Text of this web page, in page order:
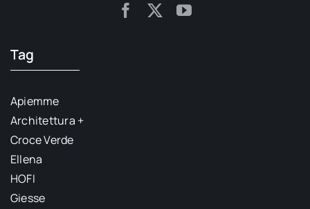
Tag
Apiemme
Architettura +
Croce Verde
Ellena
HOFI
Giesse